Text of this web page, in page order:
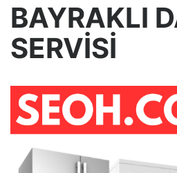
BAYRAKLI
SERVİSİ